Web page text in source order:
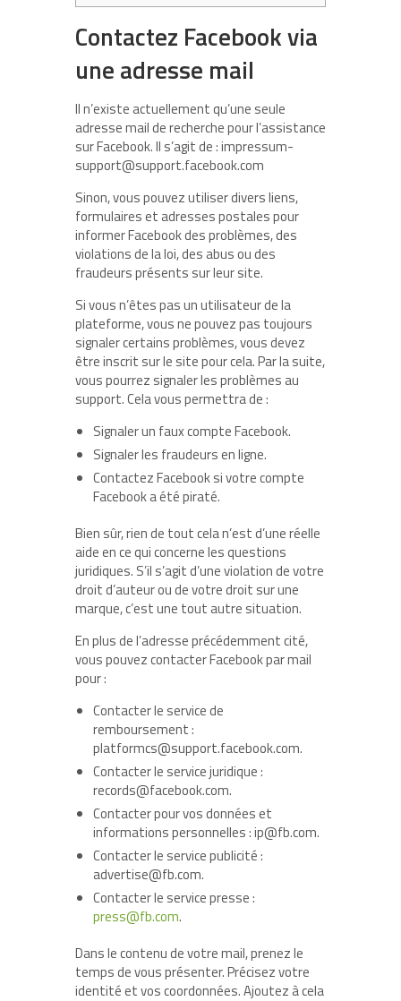
Contactez Facebook via
une adresse mail
Il n’existe actuellement qu’une seule
adresse mail de recherche pour l’assistance
sur Facebook. Il s’agit de :impressum-
support@support.facebook.com
Sinon, vous pouvez utiliser divers liens,
formulaires et adresses postales pour
informer Facebook des problèmes, des
violations de la loi, des abus ou des
fraudeurs présents sur leur site.
Si vous n’êtes pas un utilisateur de la
plateforme, vous ne pouvez pas toujours
signaler certains problèmes, vous devez
être inscrit sur le site pour cela. Par la suite,
vous pourrez signaler les problèmes au
support. Cela vous permettra de :
Signaler un faux compte Facebook.
Signaler les fraudeurs en ligne.
Contactez Facebook si votre compte
Facebook a été piraté.
Bien sûr, rien de tout cela n’est d’une réelle
aide en ce qui concerne les questions
juridiques. S’il s’agit d’une violation de votre
droit d’auteur ou de votre droit sur une
marque, c’est une tout autre situation.
En plus de l’adresse précédemment cité,
vous pouvez contacter Facebook par mail
pour :
Contacter le service de
remboursement :
platformcs@support.facebook.com.
Contacter le service juridique :
records@facebook.com.
Contacter pour vos données et
informations personnelles :ip@fb.com.
Contacter le service publicité :
advertise@fb.com.
Contacter le service presse :
press@fb.com.
Dans le contenu de votre mail, prenez le
temps de vous présenter. Précisez votre
identité et vos coordonnées. Ajoutez à cela